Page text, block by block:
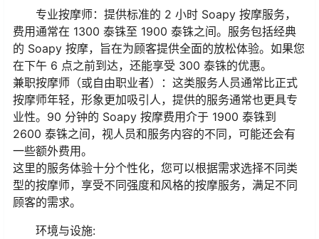
专业按摩师：提供标准的 2 小时 Soapy 按摩服务，
费用通常在 1300 泰铢至 1900 泰铢之间。服务包括经典
的 Soapy 按摩，旨在为顾客提供全面的放松体验。如果您
在下午 6 点之前到达，还能享受 300 泰铢的优惠。
兼职按摩师（或自由职业者）：这类服务人员通常比正式
按摩师年轻，形象更加吸引人，提供的服务通常也更具专
业性。90 分钟的 Soapy 按摩费用介于 1900 泰铢到
2600 泰铢之间，视人员和服务内容的不同，可能还会有
一些额外费用。
这里的服务体验十分个性化，您可以根据需求选择不同类
型的按摩师，享受不同强度和风格的按摩服务，满足不同
顾客的需求。
环境与设施: